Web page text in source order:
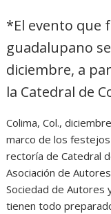
*El evento que
guadalupano
diciembre, a
la Catedral de
Colima, Col.,
marco de los festejos
rectoría de Catedral
Asociación de
Sociedad de Autores
tienen todo